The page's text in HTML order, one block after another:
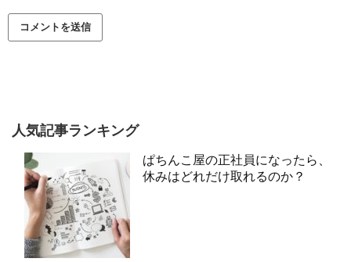
人気記事ランキング
ぱちんこ屋の正社員になったら、
休みはどれだけ取れるのか？